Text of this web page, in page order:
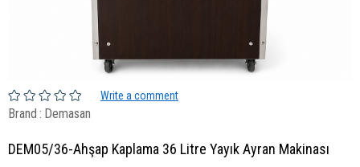
Write a comment
Brand : Demasan
DEM05/36-Ahşap Kaplama 36 Litre Yayık Ayran Makinası